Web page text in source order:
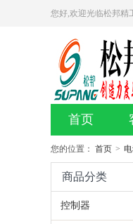
您好,欢迎光临松邦精
首页
您的位置： 首页 >
商品分类
控制器